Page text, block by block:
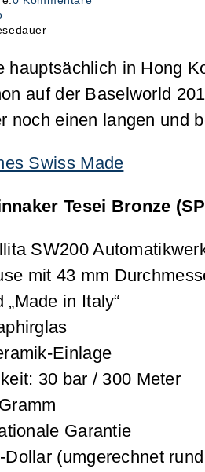
hauptsächlich in Hong
auf der Baselworld
noch einen langen und
Tesei Bronze
SW200
mit 43 mm
in Italy“
Einlage
30 bar / 300 Meter
Garantie
Dollar (umgerechnet